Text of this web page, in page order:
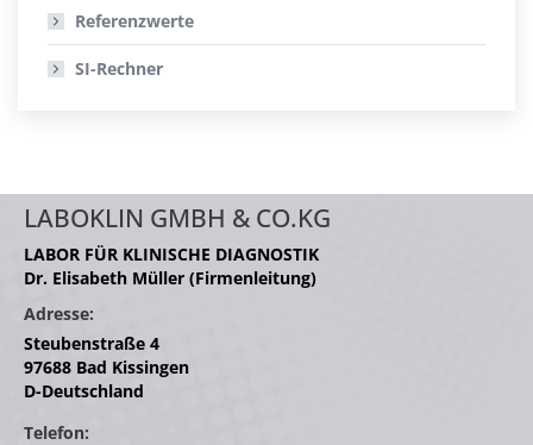
Referenzwerte
SI-Rechner
LABOKLIN GMBH & CO.KG
LABOR FÜR KLINISCHE DIAGNOSTIK
Dr. Elisabeth Müller (Firmenleitung)
Adresse:
Steubenstraße 4
97688 Bad Kissingen
D-Deutschland
Telefon: